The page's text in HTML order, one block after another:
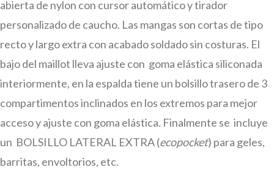
abierta de nylon con cursor automático y tirador
personalizado de caucho. Las mangas son cortas de tipo
recto y largo extra con acabado soldado sin costuras. El
bajo del maillot lleva ajuste con goma elástica siliconada
interiormente, en la espalda tiene un bolsillo trasero de 3
compartimentos inclinados en los extremos para mejor
acceso y ajuste con goma elástica. Finalmente se incluye
un BOLSILLO LATERAL EXTRA (ecopocket) para geles,
barritas, envoltorios, etc.